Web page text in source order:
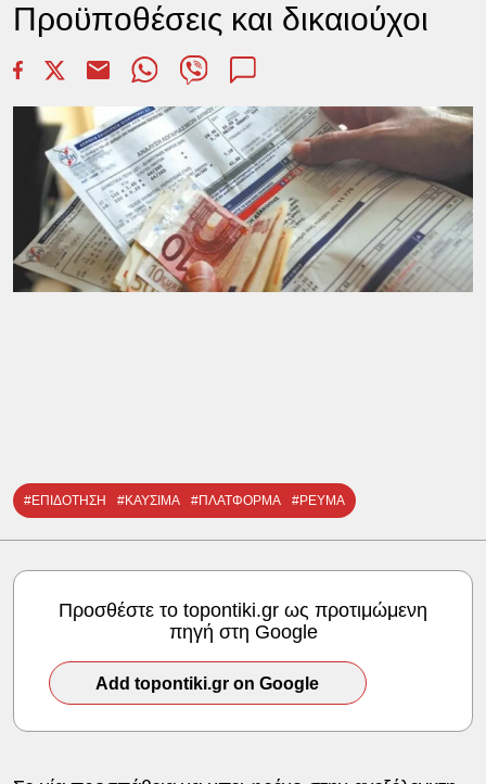
Προϋποθέσεις και δικαιούχοι
#ΕΠΙΔΟΤΗΣΗ #ΚΑΥΣΙΜΑ #ΠΛΑΤΦΟΡΜΑ #ΡΕΥΜΑ
Προσθέστε το topontiki.gr ως προτιμώμενη
πηγή στη Google
Add topontiki.gr on Google